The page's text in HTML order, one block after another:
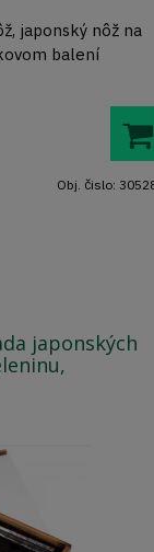
japonský nôž na
balení
Obj. čislo:
japonských